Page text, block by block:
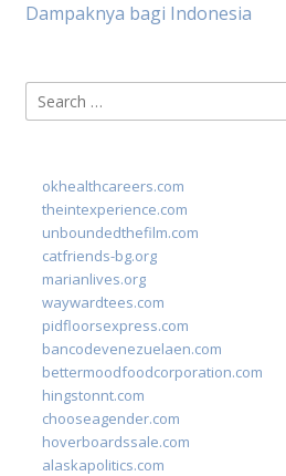
Dampaknya bagi Indonesia
Search
for:
okhealthcareers.com
theintexperience.com
unboundedthefilm.com
catfriends-bg.org
marianlives.org
waywardtees.com
pidfloorsexpress.com
bancodevenezuelaen.com
bettermoodfoodcorporation.com
hingstonnt.com
chooseagender.com
hoverboardssale.com
alaskapolitics.com